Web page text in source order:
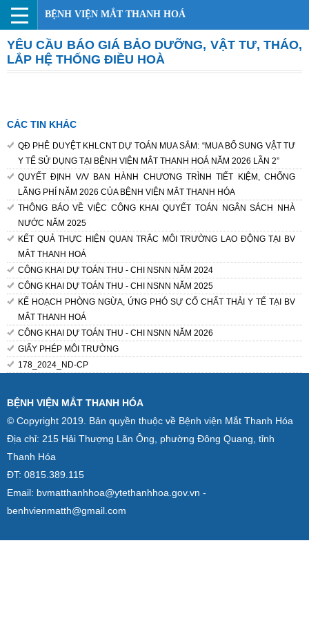
BỆNH VIỆN MẮT THANH HOÁ
YÊU CẦU BÁO GIÁ BẢO DƯỠNG, VẬT TƯ, THÁO,
LẮP HỆ THỐNG ĐIỀU HOÀ
CÁC TIN KHÁC
QĐ PHÊ DUYỆT KHLCNT DỰ TOÁN MUA SẮM: “MUA BỔ SUNG VẬT TƯ
Y TẾ SỬ DỤNG TẠI BỆNH VIỆN MẮT THANH HOÁ NĂM 2026 LẦN 2”
QUYẾT ĐỊNH V/V BAN HÀNH CHƯƠNG TRÌNH TIẾT KIỆM, CHỐNG
LÃNG PHÍ NĂM 2026 CỦA BỆNH VIỆN MẮT THANH HÓA
THÔNG BÁO VỀ VIỆC CÔNG KHAI QUYẾT TOÁN NGÂN SÁCH NHÀ
NƯỚC NĂM 2025
KẾT QUẢ THỰC HIỆN QUAN TRẮC MÔI TRƯỜNG LAO ĐỘNG TẠI BV
MẮT THANH HOÁ
CÔNG KHAI DỰ TOÁN THU - CHI NSNN NĂM 2024
CÔNG KHAI DỰ TOÁN THU - CHI NSNN NĂM 2025
KẾ HOẠCH PHÒNG NGỪA, ỨNG PHÓ SỰ CỐ CHẤT THẢI Y TẾ TẠI BV
MẮT THANH HOÁ
CÔNG KHAI DỰ TOÁN THU - CHI NSNN NĂM 2026
GIẤY PHÉP MÔI TRƯỜNG
178_2024_ND-CP
BỆNH VIỆN MẮT THANH HÓA
© Copyright 2019. Bản quyền thuộc về Bệnh viện Mắt Thanh Hóa
Địa chỉ: 215 Hải Thượng Lãn Ông, phường Đông Quang, tỉnh
Thanh Hóa
ĐT: 0815.389.115
Email: bvmatthanhhoa@ytethanhhoa.gov.vn -
benhvienmatth@gmail.com